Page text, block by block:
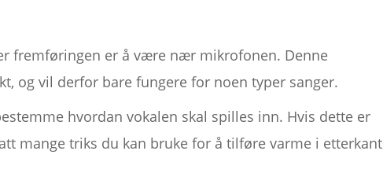
fremføringen er å være nær mikrofonen. Denne
og vil derfor bare fungere for noen typer sanger.
hvordan vokalen skal spilles inn. Hvis dette er
mange triks du kan bruke for å tilføre varme i etterkant